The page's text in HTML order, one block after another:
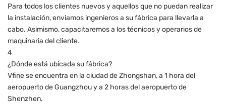
Para todos los clientes nuevos y aquellos que no puedan realizar
la instalación, enviamos ingenieros a su fábrica para llevarla a
cabo. Asimismo, capacitaremos a los técnicos y operarios de
maquinaria del cliente.
4
¿Dónde está ubicada su fábrica?
Vfine se encuentra en la ciudad de Zhongshan, a 1 hora del
aeropuerto de Guangzhou y a 2 horas del aeropuerto de
Shenzhen.